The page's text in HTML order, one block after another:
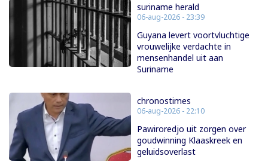
suriname herald
06-aug-2026 - 23:39
Guyana levert voortvluchtige
vrouwelijke verdachte in
mensenhandel uit aan
Suriname
chronostimes
06-aug-2026 - 22:10
Pawiroredjo uit zorgen over
goudwinning Klaaskreek en
geluidsoverlast